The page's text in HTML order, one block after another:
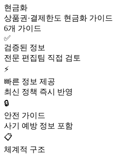
현금화
상품권·결제한도 현금화 가이드
6개 가이드
✅
검증된 정보
전문 편집팀 직접 검토
⚡
빠른 정보 제공
최신 정책 즉시 반영
🔒
안전 가이드
사기 예방 정보 포함
📋
체계적 구조